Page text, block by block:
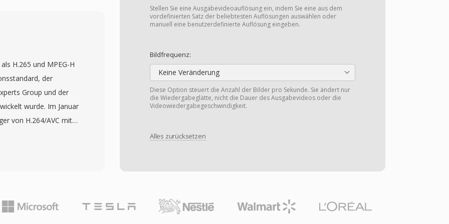
Stellen Sie eine Ausgabevideoauflösung ein, indem Sie eine aus dem
vordefinierten Satz der beliebtesten Auflösungen auswählen oder
manuell eine benutzerdefinierte Auflösung eingeben.
Bildfrequenz:
Keine Veränderung
Diese Option steuert die Anzahl der Bilder pro Sekunde. Sie ändert nur
die Wiedergabeglätte, nicht die Dauer des Ausgabevideos oder die
Videowiedergabegeschwindigkeit.
Alles zurücksetzen
unterstützt
der Aufnahme
bewahrt
elektronischen
und
Organisation und
Windows-Tools in
H.265 und MPEG-H
der
Group und der
wurde. Im Januar
von H.264/AVC mit
zu
Filterung und
Parallel